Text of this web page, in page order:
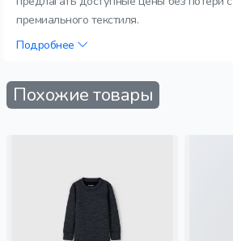
премиального текстиля.
Подробнее
Похожие товары